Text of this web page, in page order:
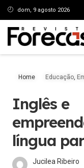
dom, 9 agosto 2026
Home Educação,
Inglês e
língua
Jucilea Ribeiro